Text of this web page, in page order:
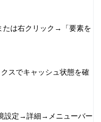
たは右クリック→「要素を
スでキャッシュ状態を確
設定→詳細→メニューバー